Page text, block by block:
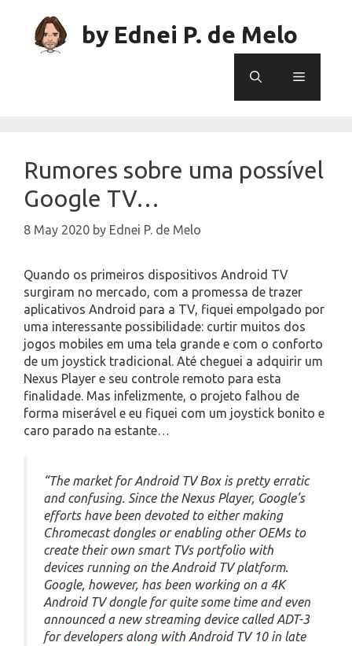
content
by Ednei P. de Melo
Menu
Rumores sobre uma possível
Google TV…
8 May 2020 by Ednei P. de Melo
Quando os primeiros dispositivos Android TV
surgiram no mercado, com a promessa de trazer
aplicativos Android para a TV, fiquei empolgado por
uma interessante possibilidade: curtir muitos dos
jogos mobiles em uma tela grande e com o conforto
de um joystick tradicional. Até cheguei a adquirir um
Nexus Player e seu controle remoto para esta
finalidade. Mas infelizmente, o projeto falhou de
forma miserável e eu fiquei com um joystick bonito e
caro parado na estante…
“The market for Android TV Box is pretty erratic
and confusing. Since the Nexus Player, Google’s
efforts have been devoted to either making
Chromecast dongles or enabling other OEMs to
create their own smart TVs portfolio with
devices running on the Android TV platform.
Google, however, has been working on a 4K
Android TV dongle for quite some time and even
announced a new streaming device called ADT-3
for developers along with Android TV 10 in late